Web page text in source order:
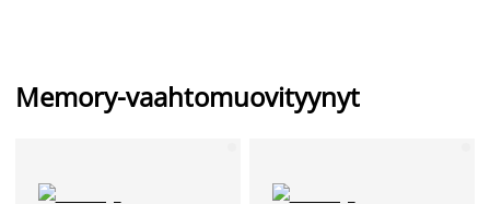
Memory-vaahtomuovityynyt